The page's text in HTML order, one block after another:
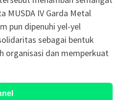
MUSDA IV Garda Metal
pun dipenuhi yel-yel
sebagai bentuk
organisasi dan memperkuat